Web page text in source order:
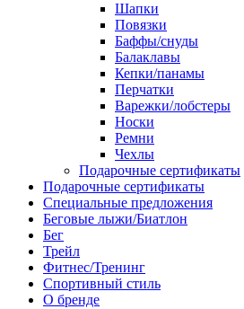
Шапки
Повязки
Баффы/снуды
Балаклавы
Кепки/панамы
Перчатки
Варежки/лобстеры
Носки
Ремни
Чехлы
Подарочные сертификаты
Подарочные сертификаты
Специальные предложения
Беговые лыжи/Биатлон
Бег
Трейл
Фитнес/Тренинг
Спортивный стиль
О бренде